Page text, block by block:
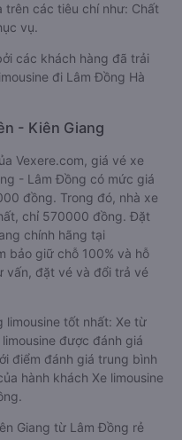
các tiêu chí như: Chất
vụ.
các khách hàng đã trải
đi Lâm Đồng Hà
- Kiên Giang
Vexere.com, giá vé xe
- Lâm Đồng có mức giá
đồng. Trong đó, nhà xe
chỉ 570000 đồng. Đặt
chính hãng tại
bảo giữ chỗ 100% và hỗ
vấn, đặt vé và đổi trả vé
limousine tốt nhất: Xe từ
được đánh giá
điểm đánh giá trung bình
hành khách Xe limousine
Giang từ Lâm Đồng rẻ